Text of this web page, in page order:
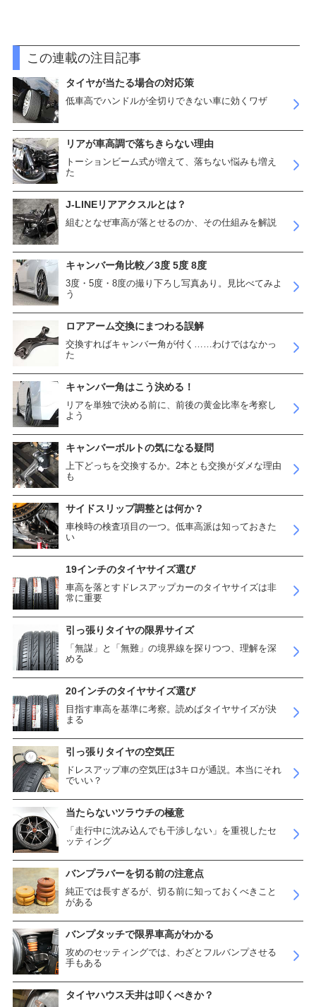
この連載の注目記事
タイヤが当たる場合の対応策
低車高でハンドルが全切りできない車に効くワザ
リアが車高調で落ちきらない理由
トーションビーム式が増えて、落ちない悩みも増え
た
J-LINEリアアクスルとは？
組むとなぜ車高が落とせるのか、その仕組みを解説
キャンバー角比較／3度 5度 8度
3度・5度・8度の撮り下ろし写真あり。見比べてみよ
う
ロアアーム交換にまつわる誤解
交換すればキャンバー角が付く……わけではなかっ
た
キャンバー角はこう決める！
リアを単独で決める前に、前後の黄金比率を考察し
よう
キャンバーボルトの気になる疑問
上下どっちを交換するか。2本とも交換がダメな理由
も
サイドスリップ調整とは何か？
車検時の検査項目の一つ。低車高派は知っておきた
い
19インチのタイヤサイズ選び
車高を落とすドレスアップカーのタイヤサイズは非
常に重要
引っ張りタイヤの限界サイズ
「無謀」と「無難」の境界線を探りつつ、理解を深
める
20インチのタイヤサイズ選び
目指す車高を基準に考察。読めばタイヤサイズが決
まる
引っ張りタイヤの空気圧
ドレスアップ車の空気圧は3キロが通説。本当にそれ
でいい？
当たらないツラウチの極意
「走行中に沈み込んでも干渉しない」を重視したセ
ッティング
バンプラバーを切る前の注意点
純正では長すぎるが、切る前に知っておくべきこと
がある
バンプタッチで限界車高がわかる
攻めのセッティングでは、わざとフルバンプさせる
手もある
タイヤハウス天井は叩くべきか？